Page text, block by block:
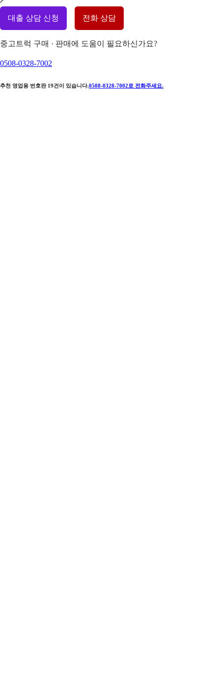
대출 상담 신청 전화 상담
중고트럭 구매 · 판매에 도움이 필요하신가요?
0508-0328-7002
추천 영업용 번호판 19건이 있습니다.0508-0328-7002 로 전화주세요.